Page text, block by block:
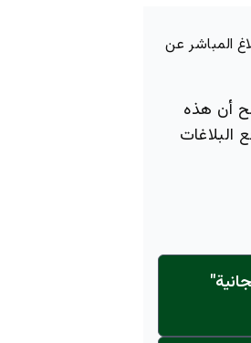
المباشر عن
أن هذه
البلاغات